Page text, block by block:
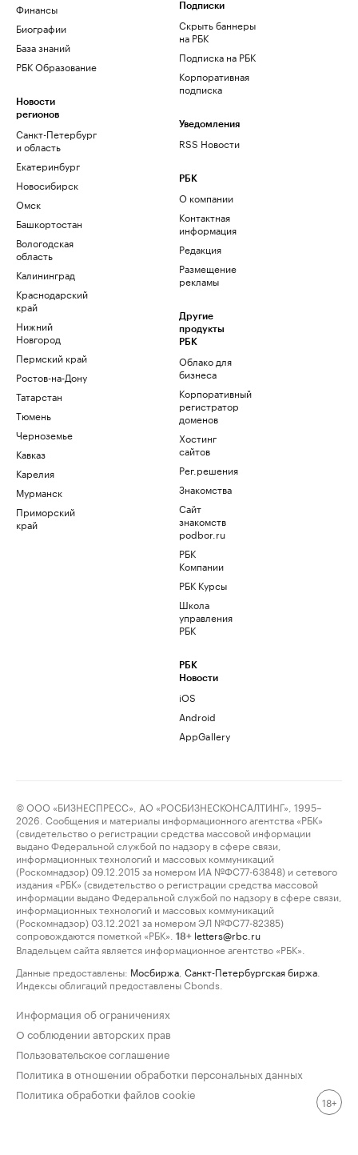
Финансы
Биографии
База знаний
РБК Образование
Новости
регионов
Санкт-Петербург
и область
Екатеринбург
Новосибирск
Омск
Башкортостан
Вологодская
область
Калининград
Краснодарский
край
Нижний
Новгород
Пермский край
Ростов-на-Дону
Татарстан
Тюмень
Черноземье
Кавказ
Карелия
Мурманск
Приморский
край
Подписки
Скрыть баннеры
на РБК
Подписка на РБК
Корпоративная
подписка
Уведомления
RSS Новости
РБК
О компании
Контактная
информация
Редакция
Размещение
рекламы
Другие
продукты
РБК
Облако для
бизнеса
Корпоративный
регистратор
доменов
Хостинг
сайтов
Рег.решения
Знакомства
Сайт
знакомств
podbor.ru
РБК
Компании
РБК Курсы
Школа
управления
РБК
РБК
Новости
iOS
Android
AppGallery
© ООО «БИЗНЕСПРЕСС», АО «РОСБИЗНЕСКОНСАЛТИНГ», 1995–
2026. Сообщения и материалы информационного агентства «РБК»
(свидетельство о регистрации средства массовой информации
выдано Федеральной службой по надзору в сфере связи,
информационных технологий и массовых коммуникаций
(Роскомнадзор) 09.12.2015 за номером ИА №ФС77-63848) и сетевого
издания «РБК» (свидетельство о регистрации средства массовой
информации выдано Федеральной службой по надзору в сфере связи,
информационных технологий и массовых коммуникаций
(Роскомнадзор) 03.12.2021 за номером ЭЛ №ФС77-82385)
сопровождаются пометкой «РБК».
18+ letters@rbc.ru
Владельцем сайта является информационное агентство «РБК».
Данные предоставлены: Мосбиржа Санкт-Петербургская биржа
Индексы облигаций предоставлены Cbonds.
Информация об ограничениях
О соблюдении авторских прав
Пользовательское соглашение
Политика в отношении обработки персональных данных
Политика обработки файлов cookie
18+